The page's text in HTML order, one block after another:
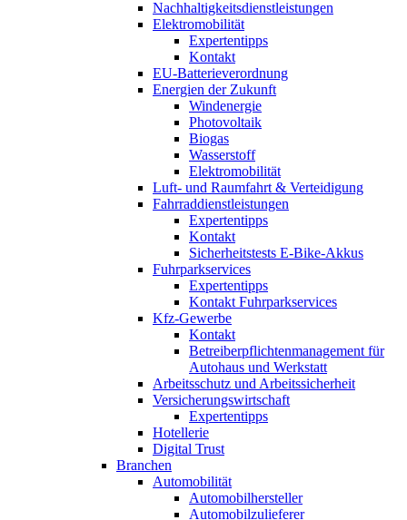
Nachhaltigkeitsdienstleistungen
Elektromobilität
Expertentipps
Kontakt
EU-Batterieverordnung
Energien der Zukunft
Windenergie
Photovoltaik
Biogas
Wasserstoff
Elektromobilität
Luft- und Raumfahrt & Verteidigung
Fahrraddienstleistungen
Expertentipps
Kontakt
Sicherheitstests E-Bike-Akkus
Fuhrparkservices
Expertentipps
Kontakt Fuhrparkservices
Kfz-Gewerbe
Kontakt
Betreiberpflichtenmanagement für
Autohaus und Werkstatt
Arbeitsschutz und Arbeitssicherheit
Versicherungswirtschaft
Expertentipps
Hotellerie
Digital Trust
Branchen
Automobilität
Automobilhersteller
Automobilzulieferer